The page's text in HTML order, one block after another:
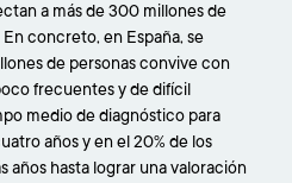
a más de 300 millones de
concreto, en España, se
de personas convive con
frecuentes y de difícil
medio de diagnóstico para
años y en el 20% de los
años hasta lograr una valoración